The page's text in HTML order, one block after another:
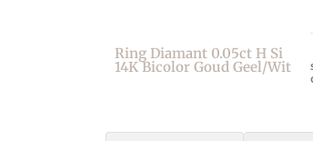
Ring Diamant 0.05ct H Si
14K Bicolor Goud Geel/wit